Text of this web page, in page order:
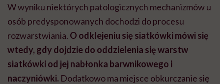
W wyniku niektórych patologicznych mechanizmów u
osób predysponowanych dochodzi do procesu
rozwarstwiania. O odklejeniu się siatkówki mówi się
wtedy, gdy dojdzie do oddzielenia się warstw
siatkówki od jej nabłonka barwnikowego i
naczyniówki. Dodatkowo ma miejsce obkurczanie się